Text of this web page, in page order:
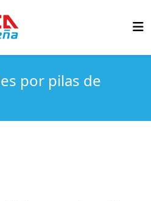
por pilas de